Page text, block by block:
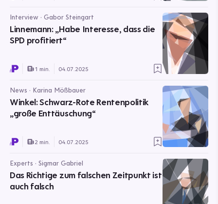
Interview · Gabor Steingart
Linnemann: „Habe Interesse, dass die
SPD profitiert“
1 min. 04.07.2025
News · Karina Mößbauer
Winkel: Schwarz-Rote Rentenpolitik
„große Enttäuschung“
2 min. 04.07.2025
Experts · Sigmar Gabriel
Das Richtige zum falschen Zeitpunkt ist
auch falsch